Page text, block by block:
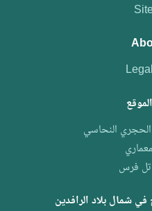
الحجري النحاسي
تل فرس
شمال بلاد الرافدين